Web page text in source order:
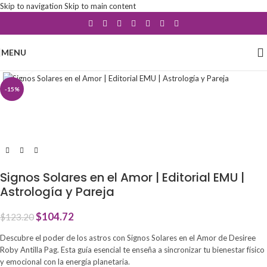
Skip to navigation Skip to main content
MENU
-15%
Signos Solares en el Amor | Editorial EMU |
Astrología y Pareja
$123.20$104.72
Descubre el poder de los astros con Signos Solares en el Amor de Desiree
Roby Antilla Pag. Esta guía esencial te enseña a sincronizar tu bienestar físico
y emocional con la energía planetaria.